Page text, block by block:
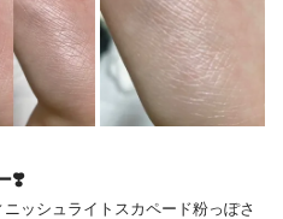
❣️
ッシュライトスカペード⁡粉っぽさ